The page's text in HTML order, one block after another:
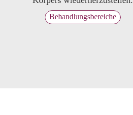
Behandlungsbereiche